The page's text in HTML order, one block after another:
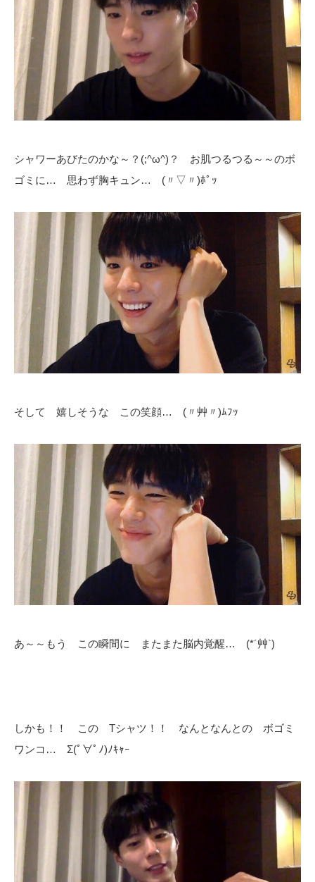
シャワーあびたのかな～？(;^ω^)？ お肌つるつる～～のボ
ゴミに… 思わず胸キュン… (〃▽〃)ﾎﾟｯ
そして 嬉しそうな この笑顔… (〃艸〃)ﾑﾌｯ
あ～～もう この瞬間に またまた脳内覚醒… (*´艸`)
しかも！！ この Tシャツ！！ なんとなんとの ボゴミ
ワンコ… Σ(ﾟ∀ﾟﾉ)ﾉｷｬｰ